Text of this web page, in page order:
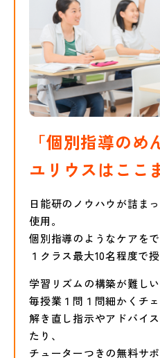
「個別指導のめ
ユリウスはここ
日能研のノウハウが詰ま
使用。
個別指導のようなケアを
１クラス最大10名程度で
学習リズムの構築が難し
毎授業１問１問細かくチェ
解き直し指示やアドバイ
たり、
チューターつきの無料サ